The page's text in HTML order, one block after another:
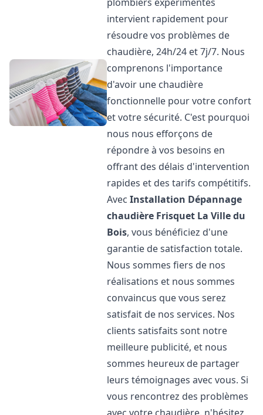
intervient rapidement pour
résoudre vos problèmes de
chaudière, 24h/24 et 7j/7. Nous
comprenons l'importance
d'avoir une chaudière
fonctionnelle pour votre confort
et votre sécurité. C'est pourquoi
nous nous efforçons de
répondre à vos besoins en
offrant des délais d'intervention
rapides et des tarifs compétitifs.
AvecInstallation Dépannage
chaudière Frisquet La Ville du
Bois, vous bénéficiez d'une
garantie de satisfaction totale.
Nous sommes fiers de nos
réalisations et nous sommes
convaincus que vous serez
satisfait de nos services. Nos
clients satisfaits sont notre
meilleure publicité, et nous
sommes heureux de partager
leurs témoignages avec vous. Si
vous rencontrez des problèmes